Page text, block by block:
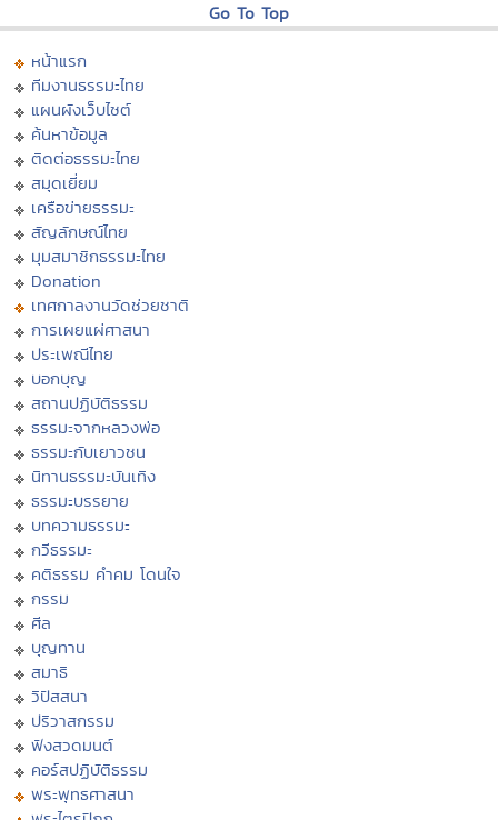
Go To Top
หน้าแรก
ทีมงานธรรมะไทย
แผนผังเว็บไซต์
ค้นหาข้อมูล
ติดต่อธรรมะไทย
สมุดเยี่ยม
เครือข่ายธรรมะ
สัญลักษณ์ไทย
มุมสมาชิกธรรมะไทย
Donation
เทศกาลงานวัดช่วยชาติ
การเผยแผ่ศาสนา
ประเพณีไทย
บอกบุญ
สถานปฏิบัติธรรม
ธรรมะจากหลวงพ่อ
ธรรมะกับเยาวชน
นิทานธรรมะบันเทิง
ธรรมะบรรยาย
บทความธรรมะ
กวีธรรมะ
คติธรรม คำคม โดนใจ
กรรม
ศีล
บุญทาน
สมาธิ
วิปัสสนา
ปริวาสกรรม
ฟังสวดมนต์
คอร์สปฏิบัติธรรม
พระพุทธศาสนา